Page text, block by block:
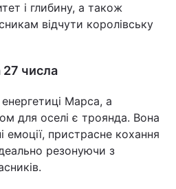
і глибину, а також
відчути королівську
27 числа
Марса, а
для оселі є троянда. Вона
емоції, пристрасне кохання
резонуючи з